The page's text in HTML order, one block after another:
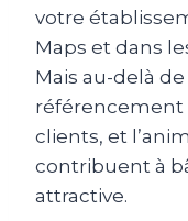
votre
Maps et dans
Mais au-delà
référencement
clients, et
contribuent à
attractive.